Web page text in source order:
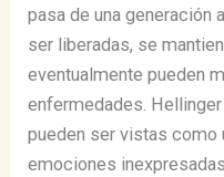
pasa de una generación
ser liberadas, se
eventualmente pueden
enfermedades.
pueden ser vistas como
emociones